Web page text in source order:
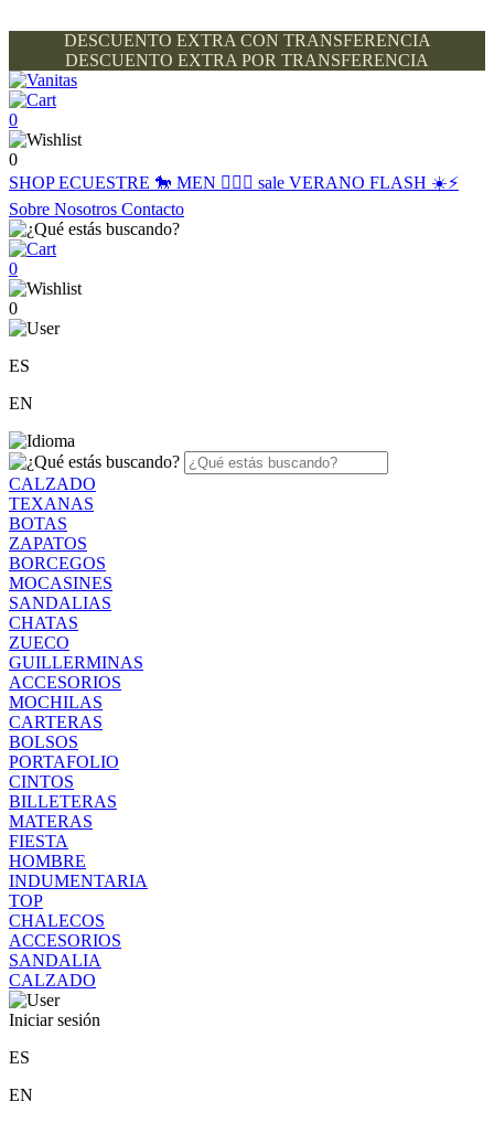
DESCUENTO EXTRA CON TRANSFERENCIA
DESCUENTO EXTRA POR TRANSFERENCIA
0
0
SHOPECUESTRE 🐎 MEN 🙋🏽‍♂️ sale VERANO FLASH ☀️⚡️
Sobre Nosotros Contacto
0
0
ES
EN
CALZADO
TEXANAS
BOTAS
ZAPATOS
BORCEGOS
MOCASINES
SANDALIAS
CHATAS
ZUECO
GUILLERMINAS
ACCESORIOS
MOCHILAS
CARTERAS
BOLSOS
PORTAFOLIO
CINTOS
BILLETERAS
MATERAS
FIESTA
HOMBRE
INDUMENTARIA
TOP
CHALECOS
ACCESORIOS
SANDALIA
CALZADO
Iniciar sesión
ES
EN